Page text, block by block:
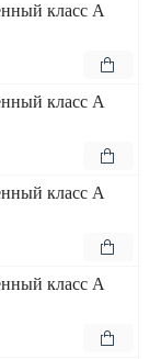
класс А
класс А
класс А
класс А